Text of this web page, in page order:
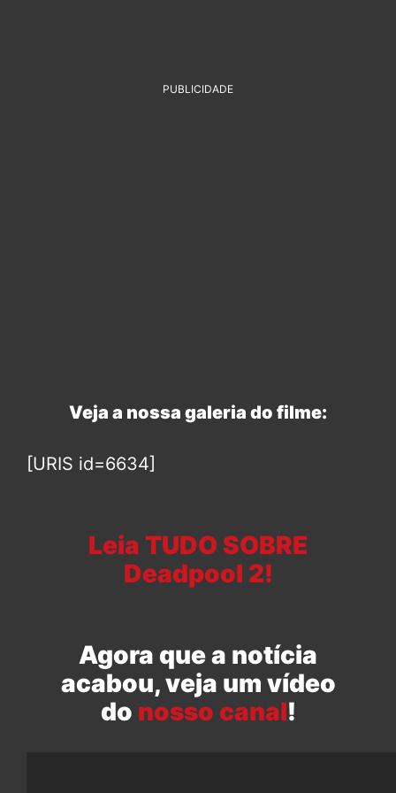
PUBLICIDADE
Veja a nossa galeria do filme:
[URIS id=6634]
Leia TUDO SOBRE
Deadpool 2!
Agora que a notícia
acabou, veja um vídeo
do nosso canal!